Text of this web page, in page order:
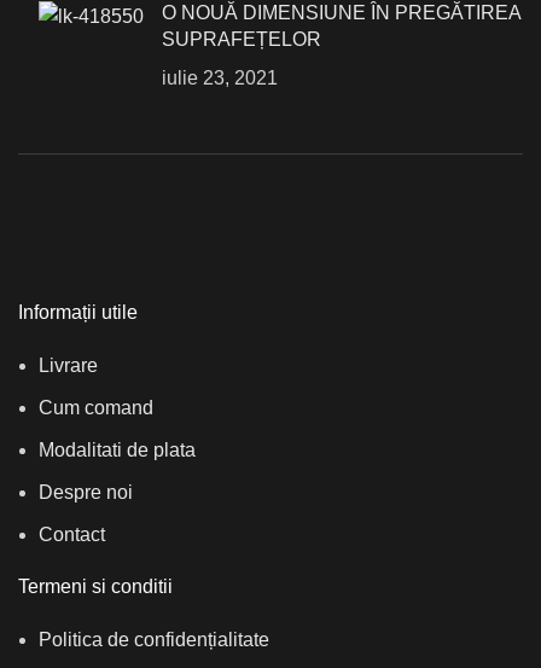
О NOUĂ DIMENSIUNE ÎN PREGĂTIREA
SUPRAFEȚELOR
iulie 23, 2021
Informații utile
Livrare
Cum comand
Modalitati de plata
Despre noi
Contact
Termeni si conditii
Politica de confidențialitate